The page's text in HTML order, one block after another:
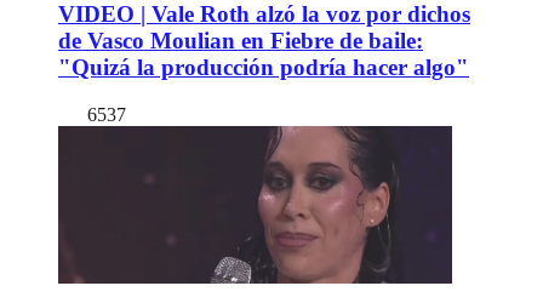
VIDEO | Vale Roth alzó la voz por dichos
de Vasco Moulian en Fiebre de baile:
"Quizá la producción podría hacer algo"
6537